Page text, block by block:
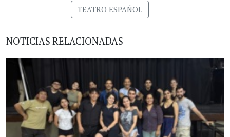
TEATRO ESPAÑOL
NOTICIAS RELACIONADAS